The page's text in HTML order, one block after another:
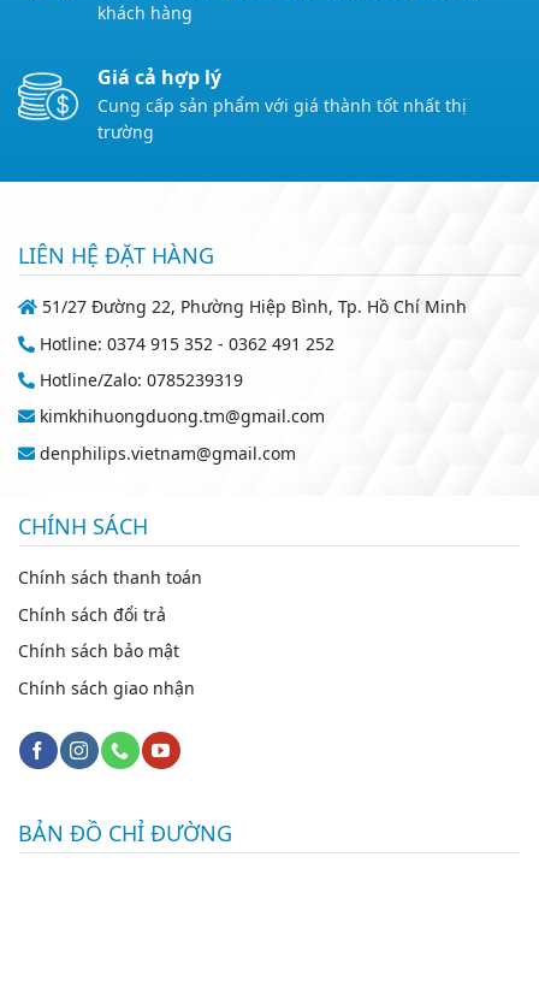
khách hàng
Giá cả hợp lý
Cung cấp sản phẩm với giá thành tốt nhất thị
trường
LIÊN HỆ ĐẶT HÀNG
51/27 Đường 22, Phường Hiệp Bình, Tp. Hồ Chí Minh
Hotline: 0374 915 352 - 0362 491 252
Hotline/Zalo: 0785239319
kimkhihuongduong.tm@gmail.com
denphilips.vietnam@gmail.com
CHÍNH SÁCH
Chính sách thanh toán
Chính sách đổi trả
Chính sách bảo mật
Chính sách giao nhận
BẢN ĐỒ CHỈ ĐƯỜNG